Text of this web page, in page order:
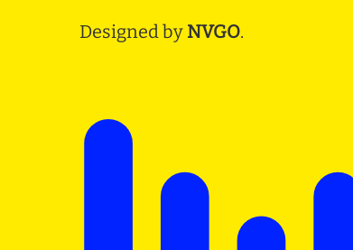
Designed by NVGO.